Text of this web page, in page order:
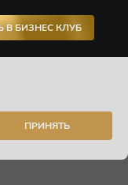
В БИЗНЕС КЛУБ
ПРИНЯТЬ